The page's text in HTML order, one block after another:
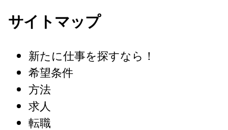
サイトマップ
新たに仕事を探すなら！
希望条件
方法
求人
転職